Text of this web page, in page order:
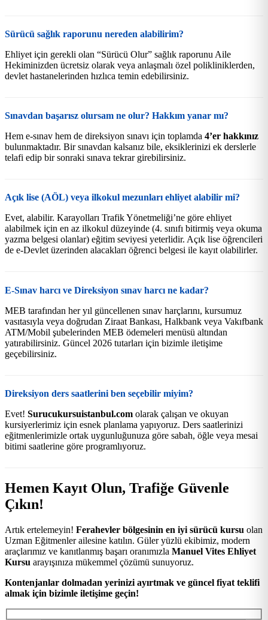
Sürücü sağlık raporunu nereden alabilirim?
Ehliyet için gerekli olan “Sürücü Olur” sağlık raporunu Aile
Hekiminizden ücretsiz olarak veya anlaşmalı özel polikliniklerden,
devlet hastanelerinden hızlıca temin edebilirsiniz.
Sınavdan başarısz olursam ne olur? Hakkım yanar mı?
Hem e-sınav hem de direksiyon sınavı için toplamda 4’er hakkınız
bulunmaktadır. Bir sınavdan kalsanız bile, eksiklerinizi ek derslerle
telafi edip bir sonraki sınava tekrar girebilirsiniz.
Açık lise (AÖL) veya ilkokul mezunları ehliyet alabilir mi?
Evet, alabilir. Karayolları Trafik Yönetmeliği’ne göre ehliyet
alabilmek için en az ilkokul düzeyinde (4. sınıfı bitirmiş veya okuma
yazma belgesi olanlar) eğitim seviyesi yeterlidir. Açık lise öğrencileri
de e-Devlet üzerinden alacakları öğrenci belgesi ile kayıt olabilirler.
E-Sınav harcı ve Direksiyon sınav harcı ne kadar?
MEB tarafından her yıl güncellenen sınav harçlarını, kursumuz
vasıtasıyla veya doğrudan Ziraat Bankası, Halkbank veya Vakıfbank
ATM/Mobil şubelerinden MEB ödemeleri menüsü altından
yatırabilirsiniz. Güncel 2026 tutarları için bizimle iletişime
geçebilirsiniz.
Direksiyon ders saatlerini ben seçebilir miyim?
Evet! Surucukursuistanbul.com olarak çalışan ve okuyan
kursiyerlerimiz için esnek planlama yapıyoruz. Ders saatlerinizi
eğitmenlerimizle ortak uygunluğunuza göre sabah, öğle veya mesai
bitimi saatlerine göre programlıyoruz.
Hemen Kayıt Olun, Trafiğe Güvenle
Çıkın!
Artık ertelemeyin! Ferahevler bölgesinin en iyi sürücü kursu olan
Uzman Eğitmenler ailesine katılın. Güler yüzlü ekibimiz, modern
araçlarımız ve kanıtlanmış başarı oranımızla Manuel Vites Ehliyet
Kursu arayışınıza mükemmel çözümü sunuyoruz.
Kontenjanlar dolmadan yerinizi ayırtmak ve güncel fiyat teklifi
almak için bizimle iletişime geçin!